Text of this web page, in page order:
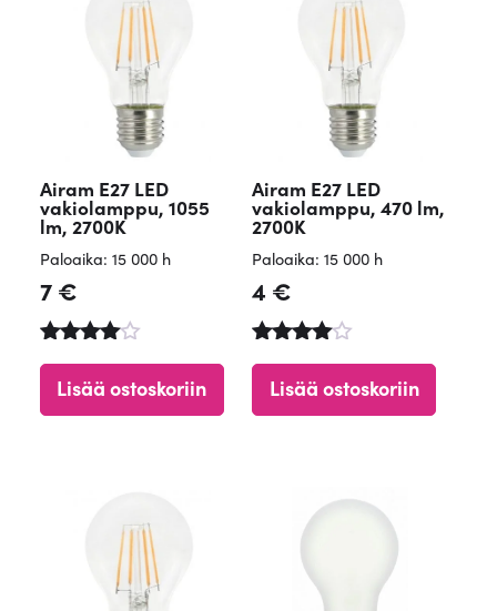
Airam E27 LED
vakiolamppu, 1055
lm, 2700K
Paloaika: 15 000 h
7€
tuotteesta
4.90
Lisää ostoskoriin
Airam E27 LED
vakiolamppu, 470 lm,
2700K
Paloaika: 15 000 h
4 €
tuotteesta
4.84
Lisää ostoskoriin